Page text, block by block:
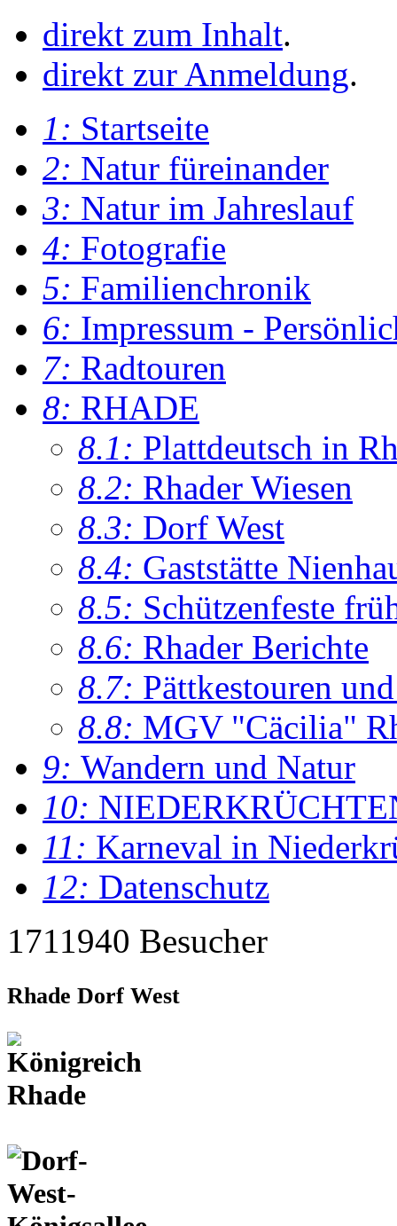
direkt zum Inhalt.
direkt zur Anmeldung.
1: Startseite
2: Natur füreinander
3: Natur im Jahreslauf
4: Fotografie
5: Familienchronik
6: Impressum -
7: Radtouren
8: RHADE
8.1: Plattdeutsch in
8.2: Rhader Wiesen
8.3: Dorf West
8.4: Gaststätte
8.5: Schützenfeste
8.6: Rhader Berichte
8.7: Pättkestouren
8.8: MGV "Cäcilia"
9: Wandern und Natur
10:
11: Karneval in
12: Datenschutz
1711940 Besucher
Rhade Dorf West